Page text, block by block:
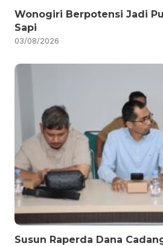
Wonogiri Berpotensi Jadi
Sapi
03/08/2026
Susun Raperda Dana